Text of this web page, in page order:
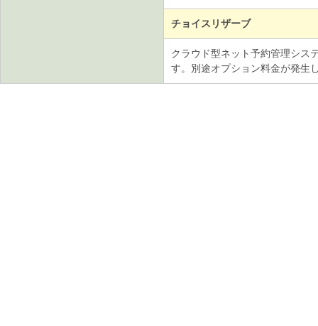
チョイスリザーブ
クラウド型ネット予約管理シス
す。別途オプション料金が発生